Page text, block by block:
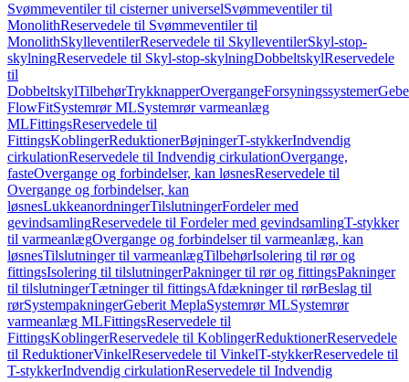
Svømmeventiler til cisterner universelSvømmeventiler til
MonolithReservedele til Svømmeventiler til
MonolithSkylleventilerReservedele til SkylleventilerSkyl-stop-
skylningReservedele til Skyl-stop-skylningDobbeltskylReservedele
til
DobbeltskylTilbehørTrykknapperOvergangeForsyningssystemer
FlowFitSystemrør MLSystemrør varmeanlæg
MLFittingsReservedele til
FittingsKoblingerReduktionerBøjningerT-stykkerIndvendig
cirkulationReservedele til Indvendig cirkulationOvergange,
fasteOvergange og forbindelser, kan løsnesReservedele til
Overgange og forbindelser, kan
løsnesLukkeanordningerTilslutningerFordeler med
gevindsamlingReservedele til Fordeler med gevindsamlingT-stykker
til varmeanlægOvergange og forbindelser til varmeanlæg, kan
løsnesTilslutninger til varmeanlægTilbehørIsolering til rør og
fittingsIsolering til tilslutningerPakninger til rør og fittingsPakninger
til tilslutningerTætninger til fittingsAfdækninger til rørBeslag til
rørSystempakningerGeberit MeplaSystemrør MLSystemrør
varmeanlæg MLFittingsReservedele til
FittingsKoblingerReservedele til KoblingerReduktionerReservedele
til ReduktionerVinkelReservedele til VinkelT-stykkerReservedele til
T-stykkerIndvendig cirkulationReservedele til Indvendig